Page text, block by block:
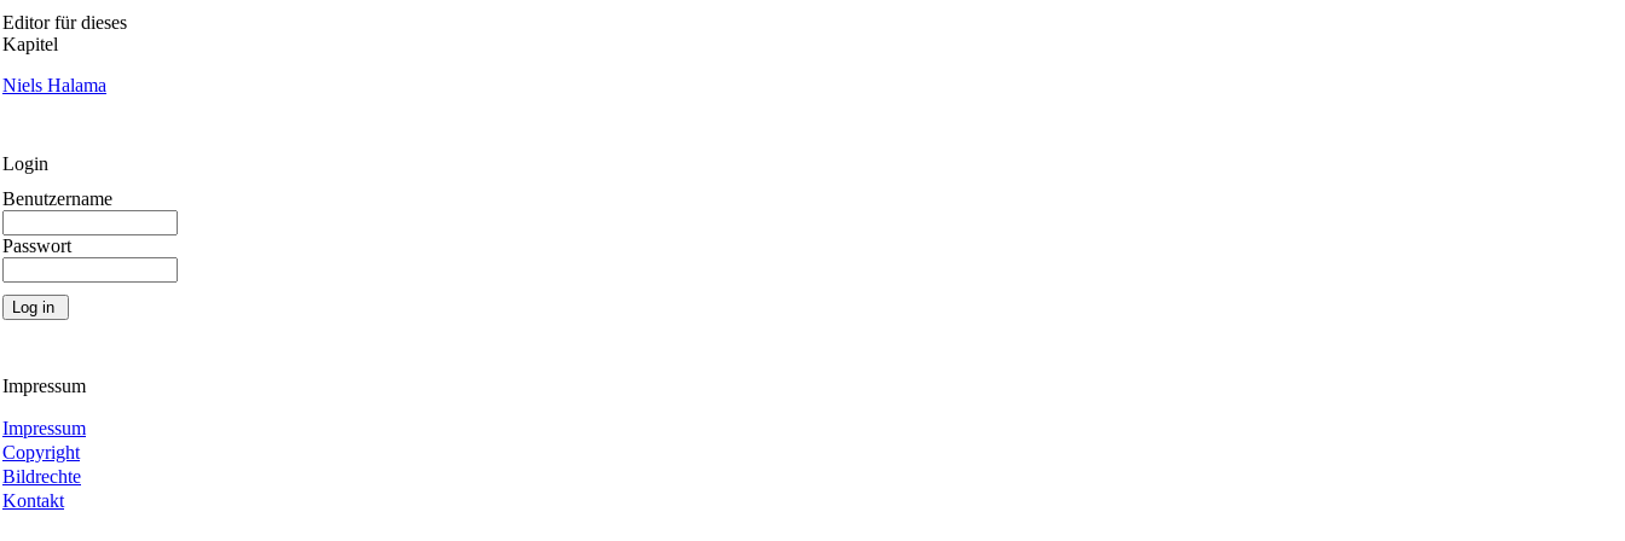
Editor für dieses
Kapitel
Niels Halama
Login
Benutzername
Passwort
Impressum
Impressum
Copyright
Bildrechte
Kontakt